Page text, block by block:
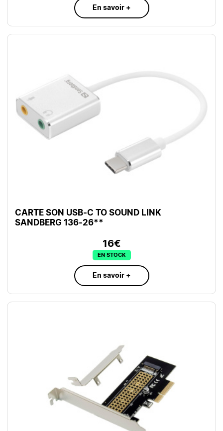
En savoir +
CARTE SON USB-C TO SOUND LINK
SANDBERG 136-26**
16€
EN STOCK
En savoir +